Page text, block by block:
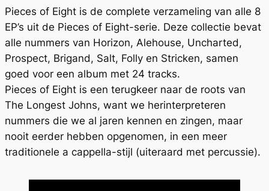
Pieces of Eight is de complete verzameling van alle 8
EP’s uit de Pieces of Eight-serie. Deze collectie bevat
alle nummers van Horizon, Alehouse, Uncharted,
Prospect, Brigand, Salt, Folly en Stricken, samen
goed voor een album met 24 tracks.
Pieces of Eight is een terugkeer naar de roots van
The Longest Johns, want we herinterpreteren
nummers die we al jaren kennen en zingen, maar
nooit eerder hebben opgenomen, in een meer
traditionele a cappella-stijl (uiteraard met percussie).